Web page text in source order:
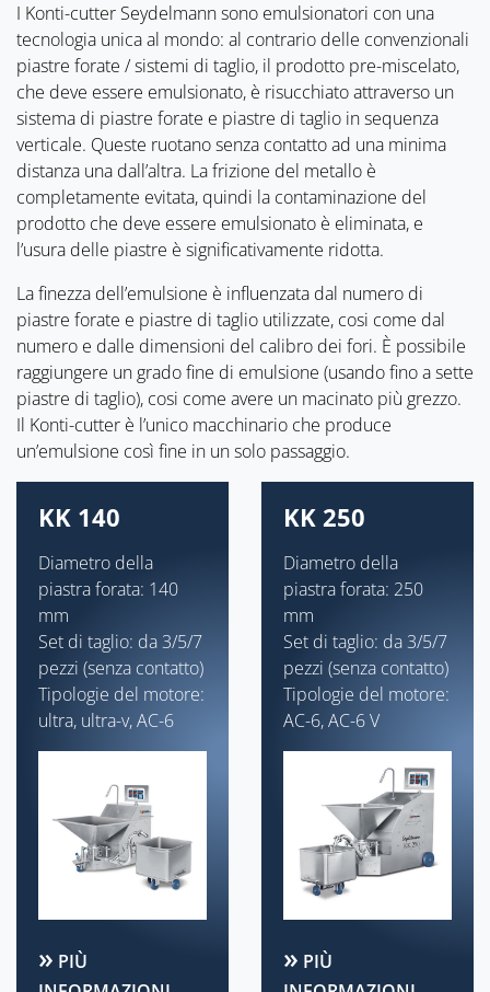
I Konti-cutter Seydelmann sono emulsionatori con una
tecnologia unica al mondo: al contrario delle convenzionali
piastre forate / sistemi di taglio, il prodotto pre-miscelato,
che deve essere emulsionato, è risucchiato attraverso un
sistema di piastre forate e piastre di taglio in sequenza
verticale. Queste ruotano senza contatto ad una minima
distanza una dall’altra. La frizione del metallo è
completamente evitata, quindi la contaminazione del
prodotto che deve essere emulsionato è eliminata, e
l’usura delle piastre è significativamente ridotta.
La finezza dell’emulsione è influenzata dal numero di
piastre forate e piastre di taglio utilizzate, cosi come dal
numero e dalle dimensioni del calibro dei fori. È possibile
raggiungere un grado fine di emulsione (usando fino a sette
piastre di taglio), cosi come avere un macinato più grezzo.
Il Konti-cutter è l’unico macchinario che produce
un’emulsione così fine in un solo passaggio.
KK 140
Diametro della
piastra forata: 140
mm
Set di taglio: da 3/5/7
pezzi (senza contatto)
Tipologie del motore:
ultra, ultra-v, AC-6
PIÙ
KK 250
Diametro della
piastra forata: 250
mm
Set di taglio: da 3/5/7
pezzi (senza contatto)
Tipologie del motore:
AC-6, AC-6 V
PIÙ